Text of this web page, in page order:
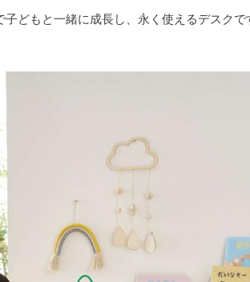
どもと一緒に成長し、永く使えるデスクで